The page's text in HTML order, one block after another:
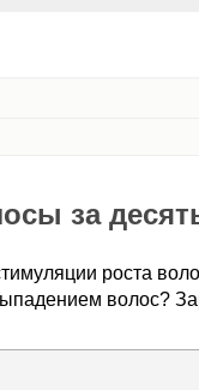
за
роста
волос?